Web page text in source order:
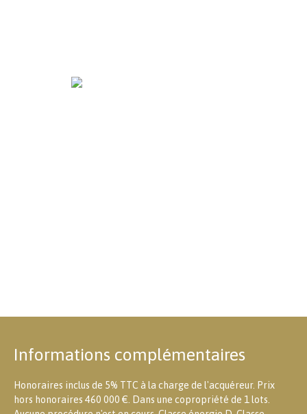
Informations complémentaires
Honoraires inclus de 5% TTC à la charge de l'acquéreur. Prix
hors honoraires 460 000 €. Dans une copropriété de 1 lots.